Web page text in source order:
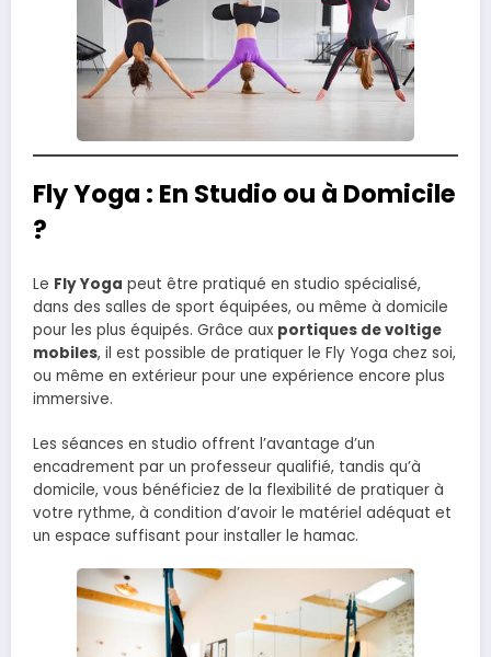
Fly Yoga : En Studio ou à Domicile
?
Le Fly Yoga peut être pratiqué en studio spécialisé,
dans des salles de sport équipées, ou même à domicile
pour les plus équipés. Grâce aux portiques de voltige
mobiles, il est possible de pratiquer le Fly Yoga chez soi,
ou même en extérieur pour une expérience encore plus
immersive.
Les séances en studio offrent l’avantage d’un
encadrement par un professeur qualifié, tandis qu’à
domicile, vous bénéficiez de la flexibilité de pratiquer à
votre rythme, à condition d’avoir le matériel adéquat et
un espace suffisant pour installer le hamac.